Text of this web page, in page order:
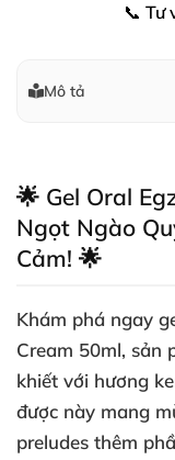
📞 Tư
Mô tả
🌟 Gel Oral
Ngọt Ngào
Cảm! 🌟
Khám phá ngay
Cream 50ml, sản
khiết với hương
được này mang
preludes thêm